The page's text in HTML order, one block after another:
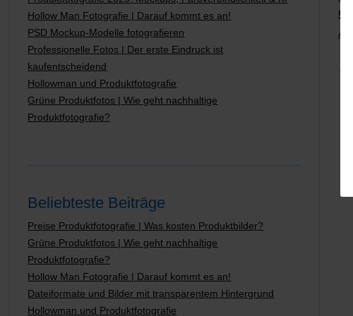
Hollow Man Fotografie | Darauf kommt es an!
PSD Mockup-Modelle fotografieren
Professionelle Fotos | Der erste Eindruck ist
kaufentscheidend
Hollowman und Produktfotografie
Grüne Produktfotos | Wie geht nachhaltige
Produktfotografie?
Beliebteste Beiträge
Preise Produktfotografie | Was kosten Produktbilder?
Grüne Produktfotos | Wie geht nachhaltige
Produktfotografie?
Hollow Man Fotografie | Darauf kommt es an!
Dateiformate und Bilder mit transparentem Hintergrund
Hollowman und Produktfotografie
5,0